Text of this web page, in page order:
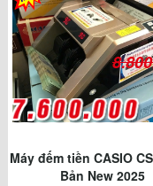
Máy đếm tiền CASIO
Bản New 2025